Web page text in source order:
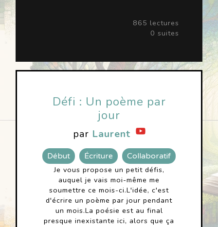
865 lectures
0 suites
Défi : Un poème par
jour
par Laurent
Début Écriture
Collaboratif
Je vous propose un petit défis,
auquel je vais moi-même me
soumettre ce mois-ci.L'idée, c'est
d'écrire un poème par jour pendant
un mois.La poésie est au final
presque inexistante ici, alors que ça